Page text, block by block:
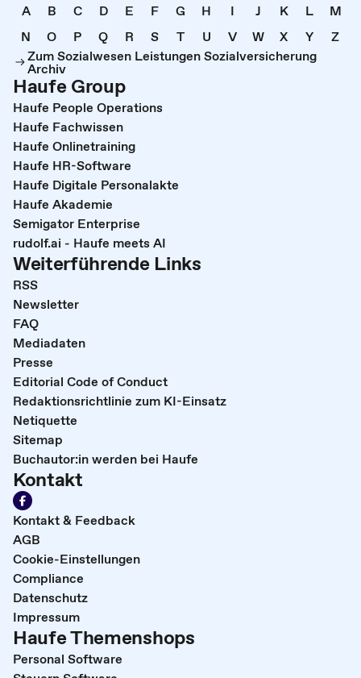
A B C D E F G H I J K L
M
N
O P Q R S T U V W X Y
Z
Zum Sozialwesen Leistungen Sozialversicherung
Archiv
Haufe Group
Haufe People Operations
Haufe Fachwissen
Haufe Onlinetraining
Haufe HR-Software
Haufe Digitale Personalakte
Haufe Akademie
Semigator Enterprise
rudolf.ai - Haufe meets AI
Weiterführende Links
RSS
Newsletter
FAQ
Mediadaten
Presse
Editorial Code of Conduct
Redaktionsrichtlinie zum KI-Einsatz
Netiquette
Sitemap
Buchautor:in werden bei Haufe
Kontakt
Kontakt & Feedback
AGB
Cookie-Einstellungen
Compliance
Datenschutz
Impressum
Haufe Themenshops
Personal Software